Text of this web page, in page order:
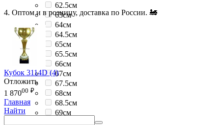
62.5см
63см
64см
64.5см
65см
65.5см
66см
67см
67.5см
68см
68.5см
69см
4. Оптом и в розницу, доставка по России. 🚂
Кубок 3114D (4)
Отложить
1 87000 ₽
Главная
Найти